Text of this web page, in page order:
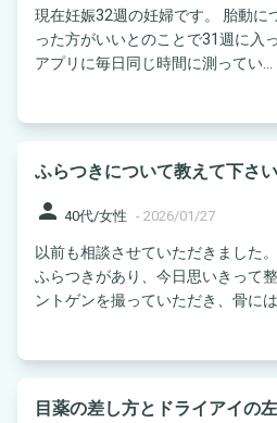
現在妊娠32週の妊婦です。 胎動に
った方がいいとのことで31週に入
アプリに毎日同じ時間に測ってい...
ふらつきについて教えて下さい
person 40代/女性 - 2026/01/27
以前も相談させていただきました
ふらつきがあり、今日思いきって
ントゲンを撮っていただき、骨には
目薬の差し方とドライアイの